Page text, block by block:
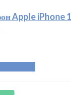
Apple iPhone